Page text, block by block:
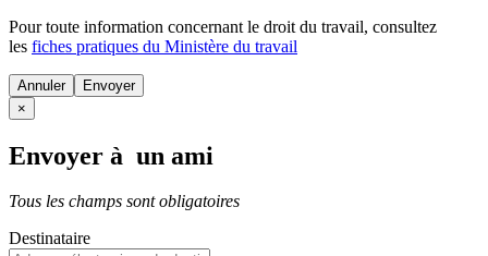
Pour toute information concernant le droit du travail, consultez
les fiches pratiques du Ministère du travail
Annuler
×
Envoyer à un ami
Tous les champs sont obligatoires
Destinataire